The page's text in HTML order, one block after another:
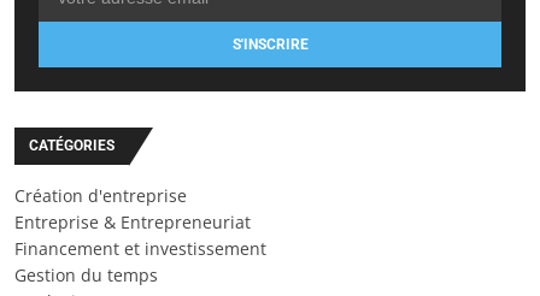
S'INSCRIRE
CATÉGORIES
Création d'entreprise
Entreprise & Entrepreneuriat
Financement et investissement
Gestion du temps